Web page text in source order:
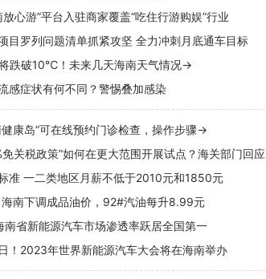
心游”平台入驻商家覆盖“吃住行游购娱”行业
目罗列问题清单抓紧攻坚 全力冲刺月底通车目标
跌破10℃！未来几天海南天气情况→
感症状有何不同？警惕叠加感染
康岛”可在线预约门诊检查，操作步骤→
关税政策”如何在更大范围开展试点？海关部门回应
准 一二类地区月薪不低于2010元和1850元
南下调成品油价，92#汽油每升8.99元
省新能源汽车市场渗透率跃居全国第一
！2023年世界新能源汽车大会将在海南举办